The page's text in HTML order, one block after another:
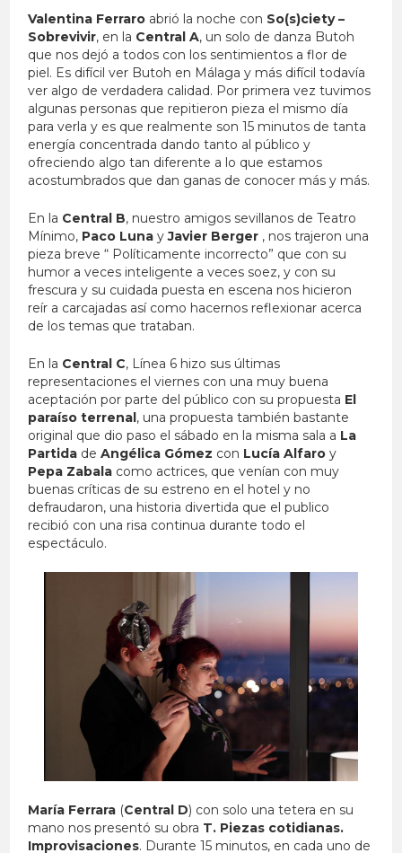
Valentina Ferraro abrió la noche con So(s)ciety –
Sobrevivir, en la Central A, un solo de danza Butoh
que nos dejó a todos con los sentimientos a flor de
piel. Es difícil ver Butoh en Málaga y más difícil todavía
ver algo de verdadera calidad. Por primera vez tuvimos
algunas personas que repitieron pieza el mismo día
para verla y es que realmente son 15 minutos de tanta
energía concentrada dando tanto al público y
ofreciendo algo tan diferente a lo que estamos
acostumbrados que dan ganas de conocer más y más.
En la Central B, nuestro amigos sevillanos de Teatro
Mínimo, Paco Luna yJavier Berger , nos trajeron una
pieza breve “ Políticamente incorrecto” que con su
humor a veces inteligente a veces soez, y con su
frescura y su cuidada puesta en escena nos hicieron
reír a carcajadas así como hacernos reflexionar acerca
de los temas que trataban.
En la Central C, Línea 6 hizo sus últimas
representaciones el viernes con una muy buena
aceptación por parte del público con su propuesta El
paraíso terrenal, una propuesta también bastante
original que dio paso el sábado en la misma sala a La
Partida deAngélica Gómez con Lucía Alfaro y
Pepa Zabala como actrices, que venían con muy
buenas críticas de su estreno en el hotel y no
defraudaron, una historia divertida que el publico
recibió con una risa continua durante todo el
espectáculo.
María Ferrara (Central D) con solo una tetera en su
mano nos presentó su obra T. Piezas cotidianas.
Improvisaciones. Durante 15 minutos, en cada uno de